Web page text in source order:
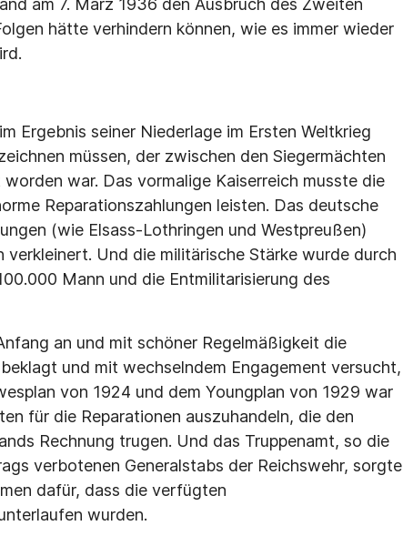
am 7. März 1936 den Ausbruch des Zweiten
hätte verhindern können, wie es immer wieder
Ergebnis seiner Niederlage im Ersten Weltkrieg
müssen, der zwischen den Siegermächten
war. Das vormalige Kaiserreich musste die
Reparationszahlungen leisten. Das deutsche
(wie Elsass-Lothringen und Westpreußen)
verkleinert. Und die militärische Stärke wurde durch
Mann und die Entmilitarisierung des
an und mit schöner Regelmäßigkeit die
und mit wechselndem Engagement versucht,
von 1924 und dem Youngplan von 1929 war
für die Reparationen auszuhandeln, die den
Rechnung trugen. Und das Truppenamt, so die
verbotenen Generalstabs der Reichswehr, sorgte
dafür, dass die verfügten
wurden.